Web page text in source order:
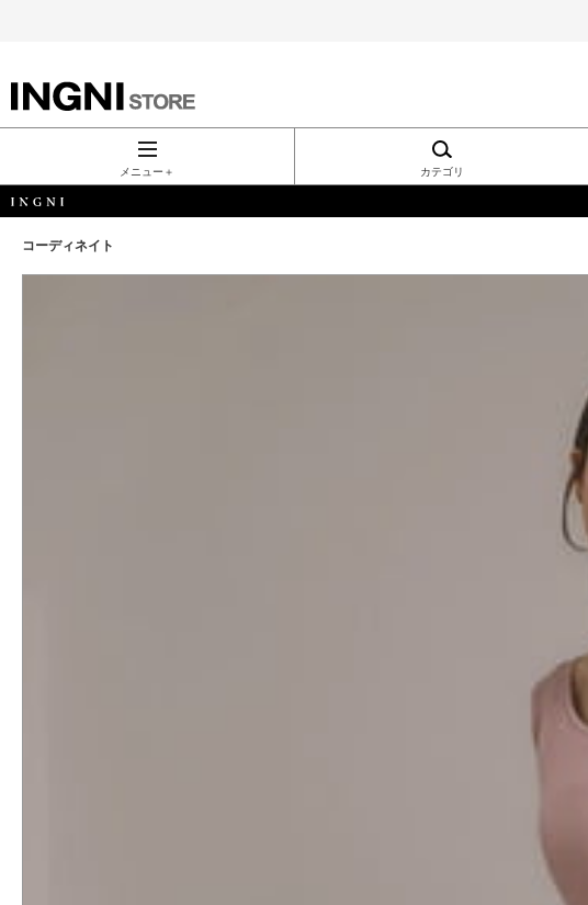
INGNI（イン
グ）公式通
販｜INGNI
STORE
メニュー＋ カテゴリ
コーディネイト